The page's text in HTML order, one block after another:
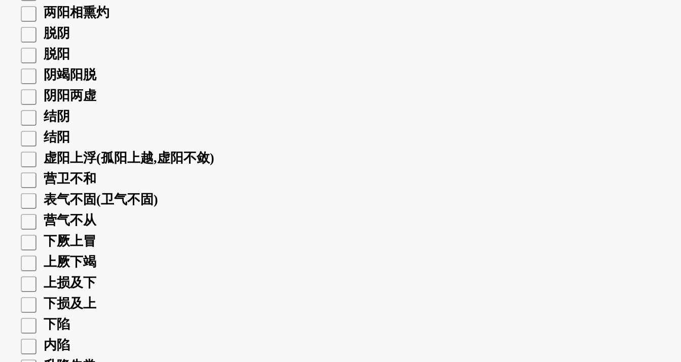
两阳相熏灼
脱阴
脱阳
阴竭阳脱
阴阳两虚
结阴
结阳
虚阳上浮(孤阳上越,虚阳不敛)
营卫不和
表气不固(卫气不固)
营气不从
下厥上冒
上厥下竭
上损及下
下损及上
下陷
内陷